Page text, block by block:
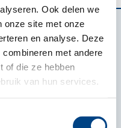
Ook delen we
onze site met onze
en analyse. Deze
met andere
of die ze hebben
van hun services.
KIND
IN